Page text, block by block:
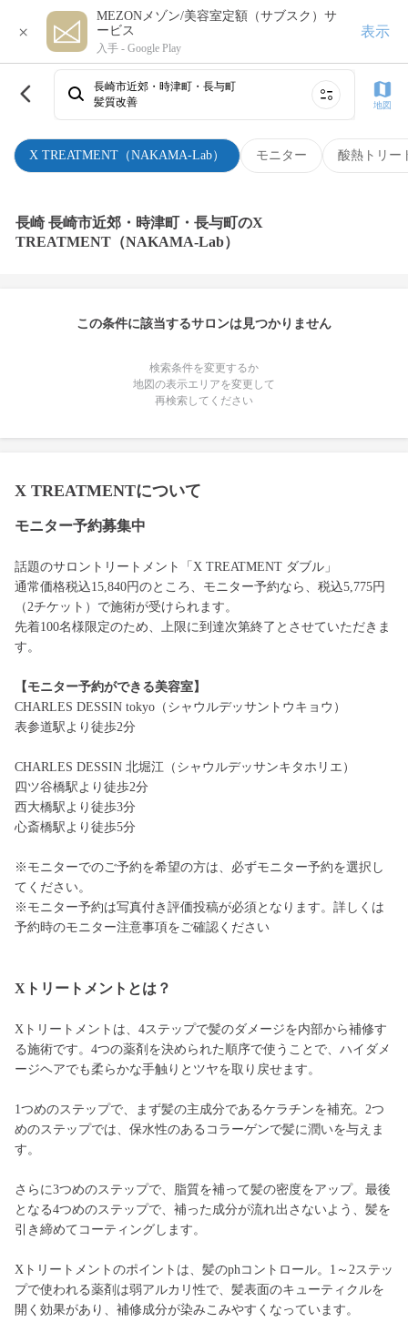
×
MEZONメゾン/美容室定額（サブスク）サ
ービス
入手 - Google Play
表示
X TREATMENT（NAKAMA-Lab） モニター 酸熱トリー
長崎市近郊・時津町・長与町
髪質改善
地図
長崎 長崎市近郊・時津町・長与町のX
TREATMENT（NAKAMA-Lab）
この条件に該当するサロンは見つかりません
検索条件を変更するか
地図の表示エリアを変更して
再検索してください
X TREATMENTについて
モニター予約募集中
話題のサロントリートメント「X TREATMENT ダブル」
通常価格税込15,840円のところ、モニター予約なら、税込5,775円
（2チケット）で施術が受けられます。
先着100名様限定のため、上限に到達次第終了とさせていただきま
す。
【モニター予約ができる美容室】
CHARLES DESSIN tokyo（シャウルデッサントウキョウ）
表参道駅より徒歩2分
CHARLES DESSIN 北堀江（シャウルデッサンキタホリエ）
四ツ谷橋駅より徒歩2分
西大橋駅より徒歩3分
心斎橋駅より徒歩5分
※モニターでのご予約を希望の方は、必ずモニター予約を選択し
てください。
※モニター予約は写真付き評価投稿が必須となります。詳しくは
予約時のモニター注意事項をご確認ください
Xトリートメントとは？
Xトリートメントは、4ステップで髪のダメージを内部から補修す
る施術です。4つの薬剤を決められた順序で使うことで、ハイダメ
ージヘアでも柔らかな手触りとツヤを取り戻せます。
1つめのステップで、まず髪の主成分であるケラチンを補充。2つ
めのステップでは、保水性のあるコラーゲンで髪に潤いを与えま
す。
さらに3つめのステップで、脂質を補って髪の密度をアップ。最後
となる4つめのステップで、補った成分が流れ出さないよう、髪を
引き締めてコーティングします。
Xトリートメントのポイントは、髪のphコントロール。1～2ステッ
プで使われる薬剤は弱アルカリ性で、髪表面のキューティクルを
開く効果があり、補修成分が染みこみやすくなっています。